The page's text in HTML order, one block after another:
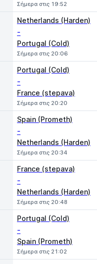
Σήμερα στις 19:52
Netherlands (Harden)
-
Portugal (Cold)
Σήμερα στις 20:06
Portugal (Cold)
-
France (stepava)
Σήμερα στις 20:20
Spain (Prometh)
-
Netherlands (Harden)
Σήμερα στις 20:34
France (stepava)
-
Netherlands (Harden)
Σήμερα στις 20:48
Portugal (Cold)
-
Spain (Prometh)
Σήμερα στις 21:02